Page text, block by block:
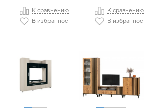
К сравнению
В избранное
К сравнению
В избранное